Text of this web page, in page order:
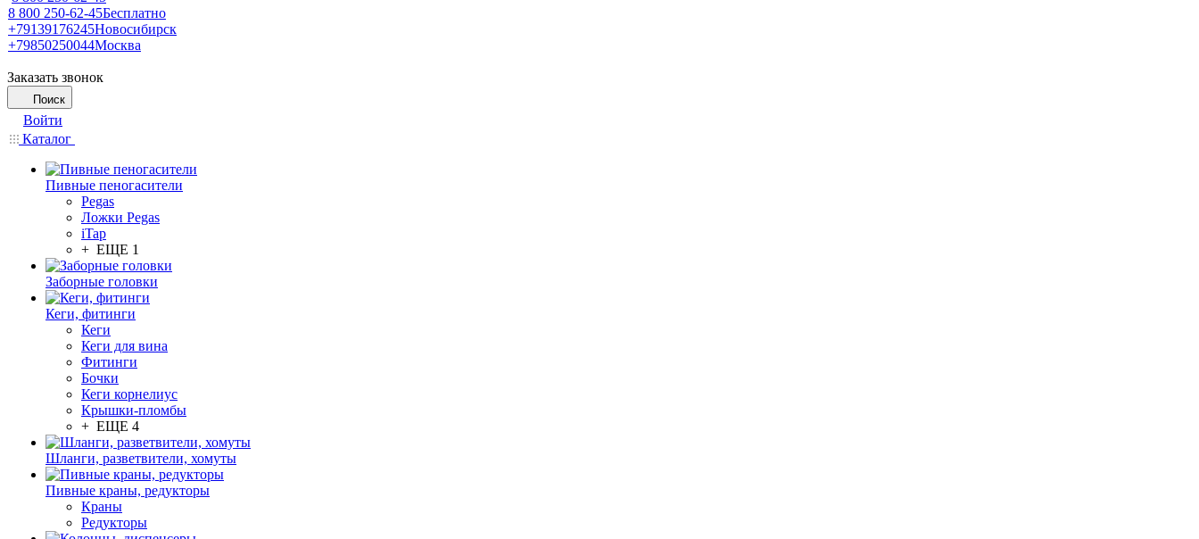
8 800 250-62-45Бесплатно
+79139176245Новосибирск
+79850250044Москва
Заказать звонок
Поиск
Войти
Каталог
Пивные пеногасители
Pegas
Ложки Pegas
iTap
+ ЕЩЕ 1
Заборные головки
Кеги, фитинги
Кеги
Кеги для вина
Фитинги
Бочки
Кеги корнелиус
Крышки-пломбы
+ ЕЩЕ 4
Шланги, разветвители, хомуты
Пивные краны, редукторы
Краны
Редукторы